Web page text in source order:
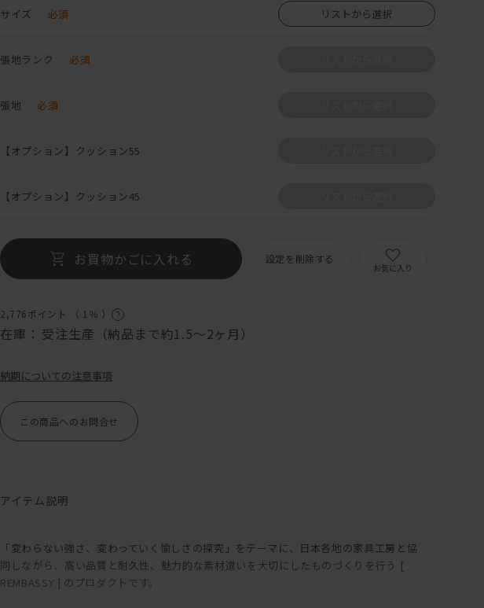
サイズ 必須 リストから選択
張地ランク 必須
張地 必須
【オプション】クッション55
【オプション】クッション45
お買物かごに入れる 設定を削除する
お気に入り
2,776ポイント （ 1％ ）
在庫： 受注生産（納品まで約1.5～2ヶ月）
納期についての注意事項
この商品へのお問合せ
アイテム説明
「変わらない強さ、変わっていく愉しさの探究」をテーマに、日本各地の家具工房と協
同しながら、高い品質と耐久性、魅力的な素材遣いを大切にしたものづくりを行う [
REMBASSY ] のプロダクトです。